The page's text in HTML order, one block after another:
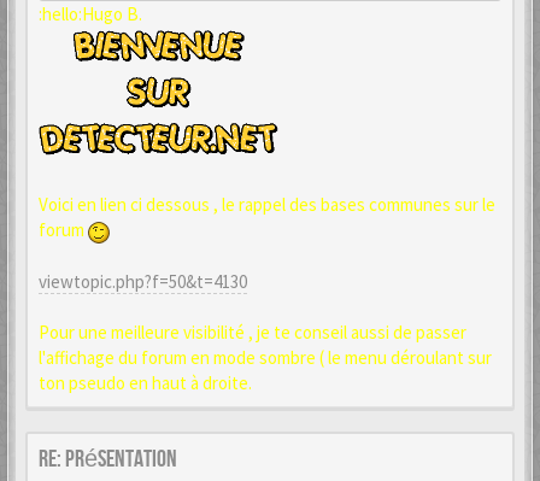
:hello:Hugo B.
Voici en lien ci dessous , le rappel des bases communes sur le
forum
viewtopic.php?f=50&t=4130
Pour une meilleure visibilité , je te conseil aussi de passer
l'affichage du forum en mode sombre ( le menu déroulant sur
ton pseudo en haut à droite.
Re: Présentation